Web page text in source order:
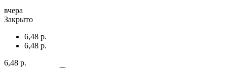
вчера
Закрыто
6,48 р.
6,48 р.
6,48 р.